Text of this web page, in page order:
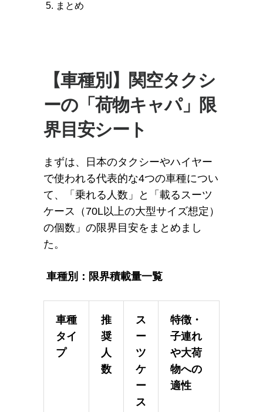
まとめ
【車種別】関空タクシ
ーの「荷物キャパ」限
界目安シート
まずは、日本のタクシーやハイヤー
で使われる代表的な4つの車種につい
て、「乗れる人数」と「載るスーツ
ケース（70L以上の大型サイズ想定）
の個数」の限界目安をまとめまし
た。
車種別：限界積載量一覧
車種
タイ
プ
推
奨
人
数
ス
ー
ツ
ケ
ー
ス
特徴・
子連れ
や大荷
物への
適性